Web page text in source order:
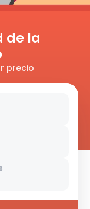
de la
precio